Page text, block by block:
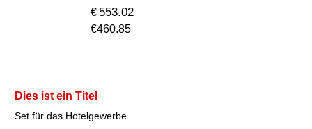
€ 553.02
€460.85
Dies ist ein Titel
Set für das Hotelgewerbe